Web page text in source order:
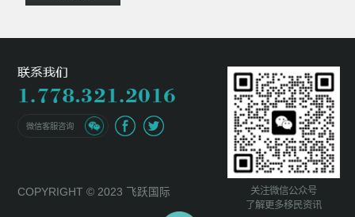
微信客服咨询
COPYRIGHT © 2023 飞跃国际
关注微信公众号
了解更多移民资讯